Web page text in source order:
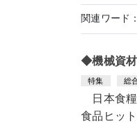
関連ワード：
◆機械資材
特集 総
日本食糧
食品ヒッ